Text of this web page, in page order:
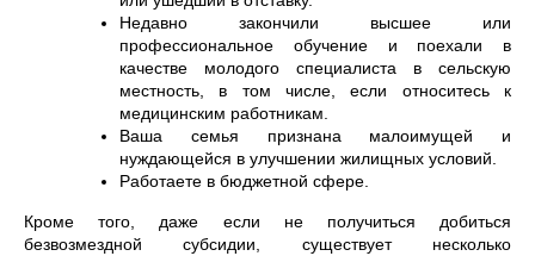
Недавно закончили высшее или
профессиональное обучение и поехали в
качестве молодого специалиста в сельскую
местность, в том числе, если относитесь к
медицинским работникам.
Ваша семья признана малоимущей и
нуждающейся в улучшении жилищных условий.
Работаете в бюджетной сфере.
Кроме того, даже если не получиться добиться
безвозмездной субсидии, существует несколько